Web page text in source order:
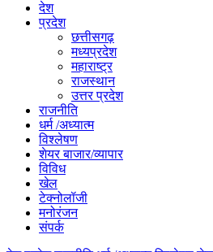
देश
प्रदेश
छत्तीसगढ़
मध्यप्रदेश
महाराष्ट्र
राजस्थान
उत्तर प्रदेश
राजनीति
धर्म /अध्यात्म
विश्लेषण
शेयर बाजार/व्यापार
विविध
खेल
टेक्नोलॉजी
मनोरंजन
संपर्क